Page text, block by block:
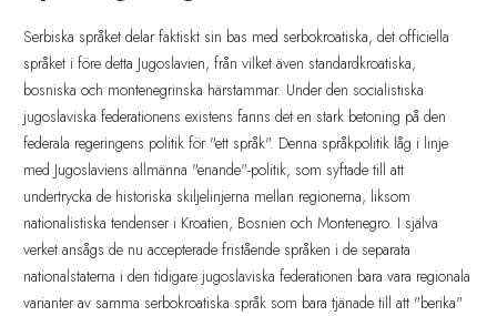
Serbiska språket delar faktiskt sin bas med serbokroatiska, det officiella
språket i före detta Jugoslavien, från vilket även standardkroatiska,
bosniska och montenegrinska härstammar. Under den socialistiska
jugoslaviska federationens existens fanns det en stark betoning på den
federala regeringens politik för "ett språk". Denna språkpolitik låg i linje
med Jugoslaviens allmänna "enande"-politik, som syftade till att
undertrycka de historiska skiljelinjerna mellan regionerna, liksom
nationalistiska tendenser i Kroatien, Bosnien och Montenegro. I själva
verket ansågs de nu accepterade fristående språken i de separata
nationalstaterna i den tidigare jugoslaviska federationen bara vara regionala
varianter av samma serbokroatiska språk som bara tjänade till att "berika"